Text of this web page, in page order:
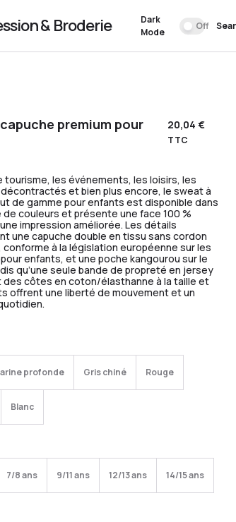
& Broderie
Dark
Mode
Off
premium pour
20,04 €
TTC
tourisme, les événements, les loisirs, les
et bien plus encore, le sweat à
de gamme pour enfants est disponible dans
de couleurs et présente une face 100 %
impression améliorée. Les détails
une capuche double en tissu sans cordon
à la législation européenne sur les
enfants, et une poche kangourou sur le
qu’une seule bande de propreté en jersey
des côtes en coton/élasthanne à la taille et
offrent une liberté de mouvement et un
profonde Gris chiné Rouge
Blanc
7/8 ans 9/11 ans 12/13 ans 14/15 ans